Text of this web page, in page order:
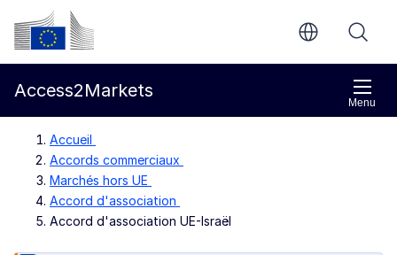
Aller directement au contenu principal
Commission européenne
Menu
Access2Markets
Accueil
Accords commerciaux
Marchés hors UE
Accord d'association
Accord d'association UE-Israël